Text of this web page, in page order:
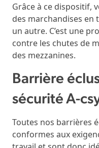
Grâce à ce dispositif,
des marchandises en
un autre. C’est une
contre les chutes de
des mezzanines.
Barrière
sécurité A-
Toutes nos barrières
conformes aux